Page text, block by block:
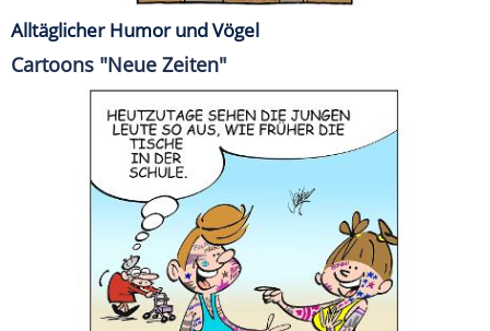
Alltäglicher Humor und Vögel
Cartoons "Neue Zeiten"